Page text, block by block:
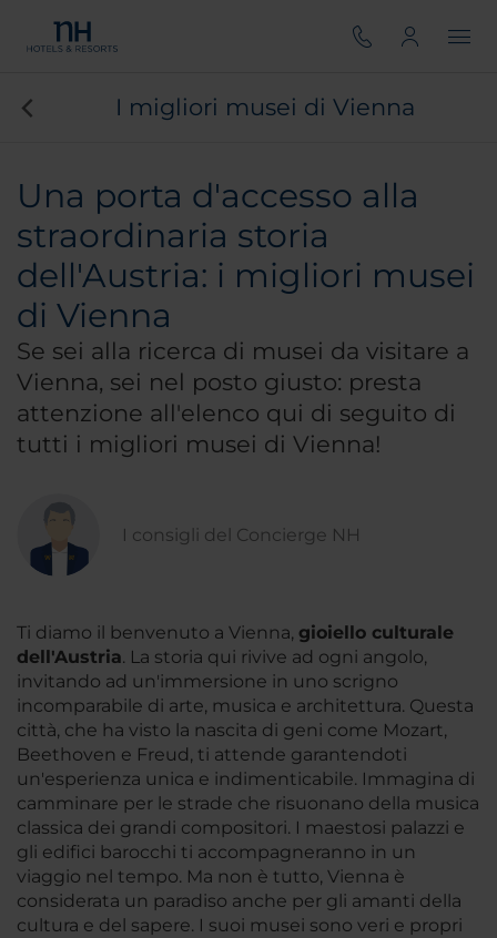
I migliori musei di Vienna
Una porta d'accesso alla
straordinaria storia
dell'Austria: i migliori musei
di Vienna
Se sei alla ricerca di musei da visitare a
Vienna, sei nel posto giusto: presta
attenzione all'elenco qui di seguito di
tutti i migliori musei di Vienna!
I consigli del Concierge NH
Ti diamo il benvenuto a Vienna, gioiello culturale
dell'Austria. La storia qui rivive ad ogni angolo,
invitando ad un'immersione in uno scrigno
incomparabile di arte, musica e architettura. Questa
città, che ha visto la nascita di geni come Mozart,
Beethoven e Freud, ti attende garantendoti
un'esperienza unica e indimenticabile. Immagina di
camminare per le strade che risuonano della musica
classica dei grandi compositori. I maestosi palazzi e
gli edifici barocchi ti accompagneranno in un
viaggio nel tempo. Ma non è tutto, Vienna è
considerata un paradiso anche per gli amanti della
cultura e del sapere. I suoi musei sono veri e propri